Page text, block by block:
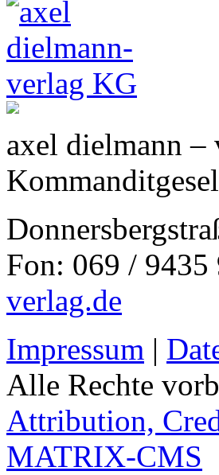
axel dielmann –
Fon: 069 /
verlag.de
Impressum |
Alle Rechte
Attribution,
MATRIX-CMS